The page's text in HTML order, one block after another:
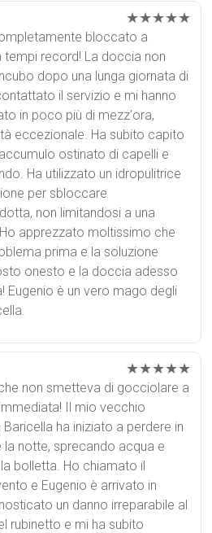
★★★★★
bloccato a
tempi record! La doccia non
dopo una lunga giornata di
il servizio e mi hanno
in poco più di mezz'ora,
eccezionale. Ha subito capito
ostinato di capelli e
Ha utilizzato un idropulitrice
per sbloccare
non limitandosi a una
apprezzato moltissimo che
prima e la soluzione
onesto e la doccia adesso
Eugenio è un vero mago degli
★★★★★
non smetteva di gocciolare a
Il mio vecchio
ha iniziato a perdere in
notte, sprecando acqua e
bolletta. Ho chiamato il
e Eugenio è arrivato in
un danno irreparabile al
rubinetto e mi ha subito